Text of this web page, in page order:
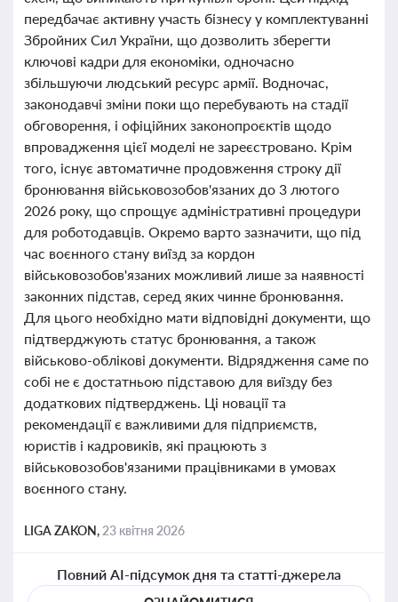
передбачає активну участь бізнесу у комплектуванні
Збройних Сил України, що дозволить зберегти
ключові кадри для економіки, одночасно
збільшуючи людський ресурс армії. Водночас,
законодавчі зміни поки що перебувають на стадії
обговорення, і офіційних законопроєктів щодо
впровадження цієї моделі не зареєстровано. Крім
того, існує автоматичне продовження строку дії
бронювання військовозобов'язаних до 3 лютого
2026 року, що спрощує адміністративні процедури
для роботодавців. Окремо варто зазначити, що під
час воєнного стану виїзд за кордон
військовозобов'язаних можливий лише за наявності
законних підстав, серед яких чинне бронювання.
Для цього необхідно мати відповідні документи, що
підтверджують статус бронювання, а також
військово-облікові документи. Відрядження саме по
собі не є достатньою підставою для виїзду без
додаткових підтверджень. Ці новації та
рекомендації є важливими для підприємств,
юристів і кадровиків, які працюють з
військовозобов'язаними працівниками в умовах
воєнного стану.
LIGA ZAKON, 23 квітня 2026
Повний AI-підсумок дня та статті-джерела